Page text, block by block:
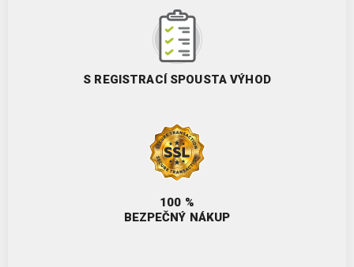
S REGISTRACÍ SPOUSTA VÝHOD
100 %
BEZPEČNÝ NÁKUP